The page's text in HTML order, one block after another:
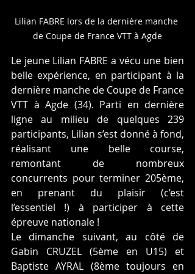
Lilian FABRE lors de la dernière manche
de Coupe de France VTT à Agde
Le jeune Lilian FABRE a vécu une bien
belle expérience, en participant à la
dernière manche de Coupe de France
VTT à Agde (34). Parti en dernière
ligne au milieu de quelques 239
participants, Lilian s’est donné à fond,
réalisant une belle course,
remontant de nombreux
concurrents pour terminer 205ème,
en prenant du plaisir (c’est
l’essentiel !) à participer à cette
épreuve nationale !
Le dimanche suivant, au côté de
Gabin CRUZEL (5ème en U15) et
Baptiste AYRAL (8ème toujours en